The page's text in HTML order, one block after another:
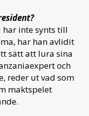
inte synts till
har han avlidit
sätt att lura sina
och
reder ut vad som
maktspelet